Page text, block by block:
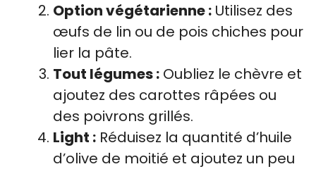
Option végétarienne : Utilisez des
œufs de lin ou de pois chiches pour
lier la pâte.
Tout légumes : Oubliez le chèvre et
ajoutez des carottes râpées ou
des poivrons grillés.
Light : Réduisez la quantité d’huile
d’olive de moitié et ajoutez un peu